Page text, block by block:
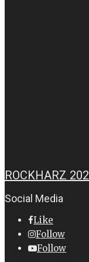
ROCKHARZ
Social Media
Like
Follow
Follow